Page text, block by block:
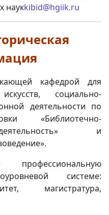
наукkibid@hgiik.ru
кафедрой для
социально-
деятельности по
«Библиотечно-
и
профессиональную
системе:
магистратура,